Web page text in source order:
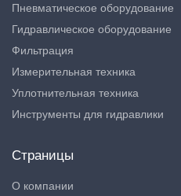
Пневматическое оборудование
Гидравлическое оборудование
Фильтрация
Измерительная техника
Уплотнительная техника
Инструменты для гидравлики
Страницы
О компании